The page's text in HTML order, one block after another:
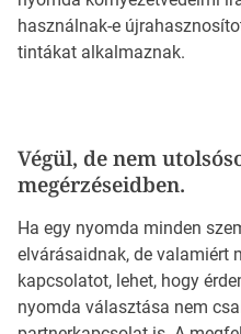
használnak-e
tintákat alkalmaznak.
Végül, de nem
megérzéseidben.
Ha egy nyomda minden
elvárásaidnak, de valamiért
kapcsolatot, lehet, hogy
nyomda választása nem